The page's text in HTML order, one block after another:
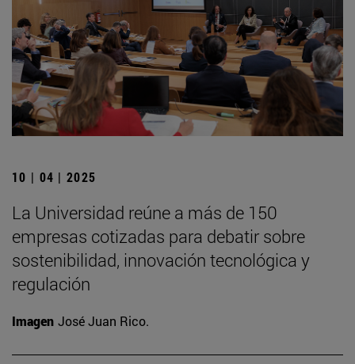
10 | 04 | 2025
La Universidad reúne a más de 150
empresas cotizadas para debatir sobre
sostenibilidad, innovación tecnológica y
regulación
Imagen José Juan Rico.